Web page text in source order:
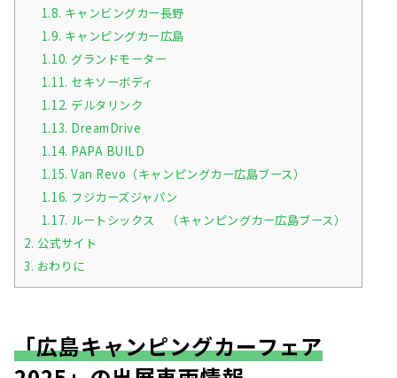
1.8. キャンビングカー長野
1.9. キャンピングカー広島
1.10. グランドモーター
1.11. セキソーボディ
1.12. デルタリンク
1.13. DreamDrive
1.14. PAPA BUILD
1.15. Van Revo（キャンピングカー広島ブース）
1.16. フジカーズジャパン
1.17. ルートシックス （キャンピングカー広島ブース）
2. 公式サイト
3. おわりに
「広島キャンピングカーフェア